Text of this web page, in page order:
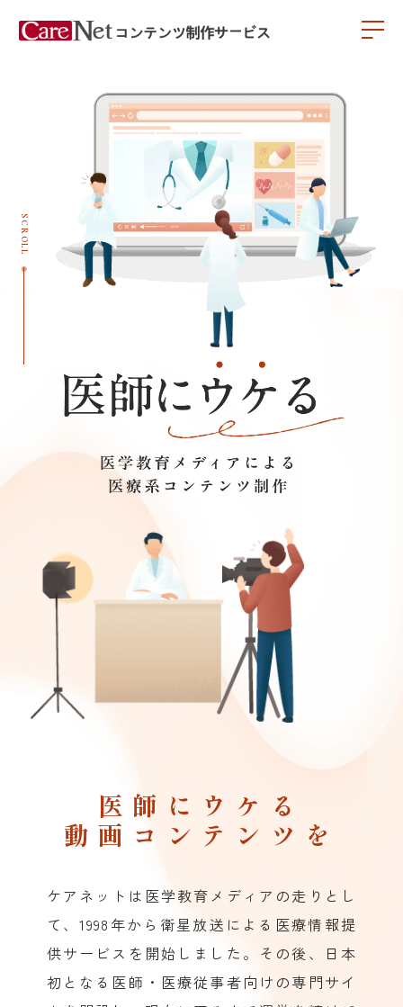
SCROLL
医師にウケる
動画コンテンツを
ケアネットは医学教育メディアの走りとし
て、1998年から衛星放送による医療情報提
供サービスを開始しました。その後、日本
初となる医師・医療従事者向けの専門サイ